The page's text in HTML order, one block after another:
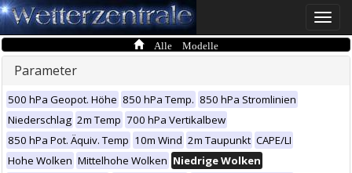
Toggle
Alle Modelle
Parameter
500 hPa Geopot. Höhe 850 hPa Temp. 850 hPa Stromlinien
Niederschlag 2m Temp 700 hPa Vertikalbew
850 hPa Pot. Äquiv. Temp 10m Wind 2m Taupunkt CAPE/LI
Hohe Wolken Mittelhohe Wolken Niedrige Wolken